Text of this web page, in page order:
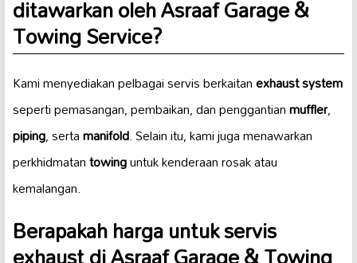
ditawarkan oleh Asraaf Garage &
Towing Service?
Kami menyediakan pelbagai servis berkaitanexhaust system
seperti pemasangan, pembaikan, dan penggantianmuffler,
piping, sertamanifold. Selain itu, kami juga menawarkan
perkhidmatantowinguntuk kenderaan rosak atau
kemalangan.
Berapakah harga untuk servis